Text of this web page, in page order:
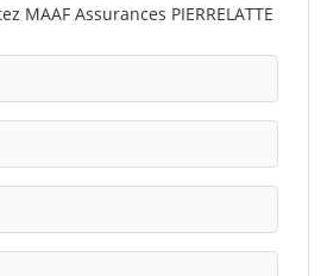
MAAF Assurances PIERRELATTE